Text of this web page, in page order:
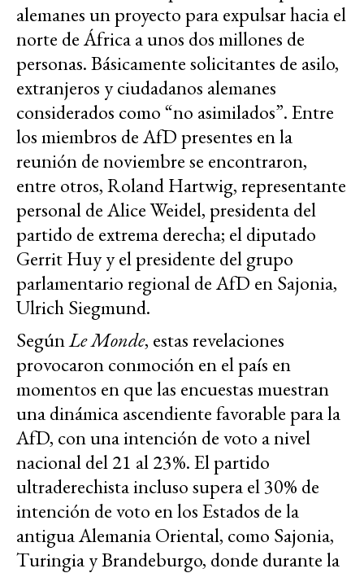
alemanes un proyecto para expulsar hacia el
norte de África a unos dos millones de
personas. Básicamente solicitantes de asilo,
extranjeros y ciudadanos alemanes
considerados como “no asimilados”. Entre
los miembros de AfD presentes en la
reunión de noviembre se encontraron,
entre otros, Roland Hartwig, representante
personal de Alice Weidel, presidenta del
partido de extrema derecha; el diputado
Gerrit Huy y el presidente del grupo
parlamentario regional de AfD en Sajonia,
Ulrich Siegmund.
SegúnLe Monde, estas revelaciones
provocaron conmoción en el país en
momentos en que las encuestas muestran
una dinámica ascendiente favorable para la
AfD, con una intención de voto a nivel
nacional del 21 al 23%. El partido
ultraderechista incluso supera el 30% de
intención de voto en los Estados de la
antigua Alemania Oriental, como Sajonia,
Turingia y Brandeburgo, donde durante la